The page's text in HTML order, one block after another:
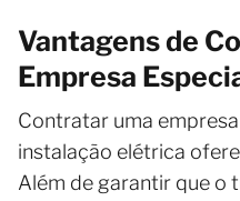
Vantagens de
Empresa
Contratar uma
instalação elétrica
Além de garantir que o